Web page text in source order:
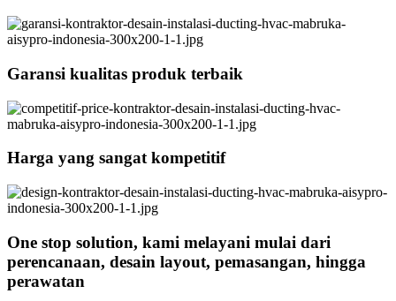
Garansi kualitas produk terbaik
Harga yang sangat kompetitif
One stop solution, kami melayani mulai dari
perencanaan, desain layout, pemasangan, hingga
perawatan